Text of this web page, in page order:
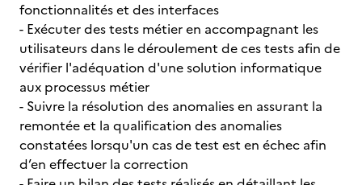
fonctionnalités et des interfaces
- Exécuter des tests métier en accompagnant les
utilisateurs dans le déroulement de ces tests afin de
vérifier l'adéquation d'une solution informatique
aux processus métier
- Suivre la résolution des anomalies en assurant la
remontée et la qualification des anomalies
constatées lorsqu'un cas de test est en échec afin
d’en effectuer la correction